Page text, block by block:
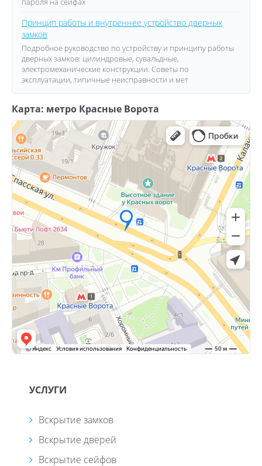
Принцип работы и внутреннее устройство дверных
замков
Подробное руководство по устройству и принципу работы
дверных замков: цилиндровые, сувальдные,
электромеханические конструкции. Советы по
эксплуатации, типичные неисправности и мет
Карта: метро Красные Ворота
УСЛУГИ
Вскрытие замков
Вскрытие дверей
Вскрытие сейфов